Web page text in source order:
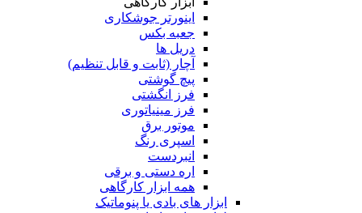
اینورتر جوشکاری
جعبه بکس
دریل ها
آچار (ثابت و قابل تنظیم)
پیچ گوشتی
فرز انگشتی
فرز مینیاتوری
موتور برق
اسپری رنگ
انبردست
اره دستی و برقی
همه ابزار کارگاهی
ابزار های بادی یا پنوماتیک